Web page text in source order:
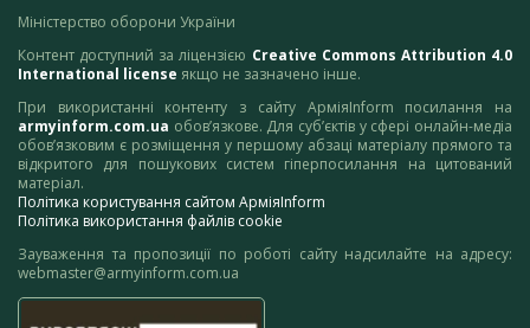
Міністерство оборони України
Контент доступний за ліцензією Creative Commons Attribution 4.0
International license якщо не зазначено інше.
При використанні контенту з сайту АрміяInform посилання на
armyinform.com.ua обов’язкове. Для суб’єктів у сфері онлайн-медіа
обов’язковим є розміщення у першому абзаці матеріалу прямого та
відкритого для пошукових систем гіперпосилання на цитований
матеріал.
Політика користування сайтом АрміяInform
Політика використання файлів cookie
Зауваження та пропозиції по роботі сайту надсилайте на адресу:
webmaster@armyinform.com.ua